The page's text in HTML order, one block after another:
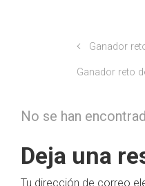
Ganador
Ganador reto
No se han
Deja una
Tu dirección de correo